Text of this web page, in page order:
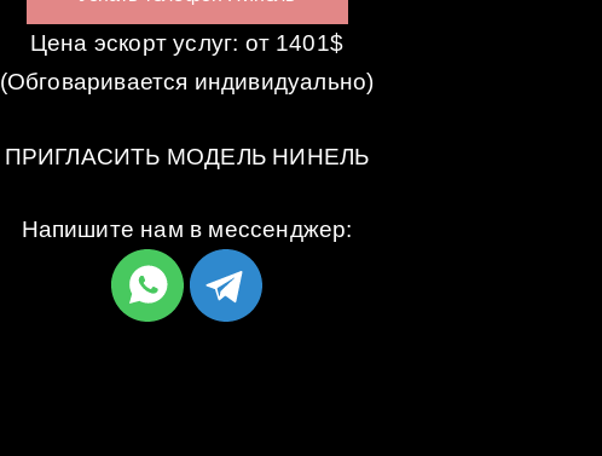
Цена эскорт услуг: от 1401$
(Обговаривается индивидуально)
ПРИГЛАСИТЬ МОДЕЛЬ НИНЕЛЬ
Напишите нам в мессенджер: